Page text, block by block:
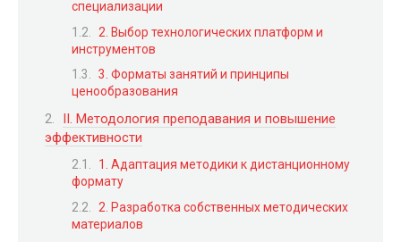
специализации
2. Выбор технологических платформ и
инструментов
3. Форматы занятий и принципы
ценообразования
II. Методология преподавания и повышение
эффективности
1. Адаптация методики к дистанционному
формату
2. Разработка собственных методических
материалов